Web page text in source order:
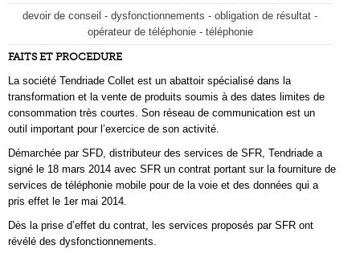
devoir de conseil - dysfonctionnements - obligation de résultat -
opérateur de téléphonie - téléphonie
FAITS ET PROCEDURE
La société Tendriade Collet est un abattoir spécialisé dans la
transformation et la vente de produits soumis à des dates limites de
consommation très courtes. Son réseau de communication est un
outil important pour l’exercice de son activité.
Démarchée par SFD, distributeur des services de SFR, Tendriade a
signé le 18 mars 2014 avec SFR un contrat portant sur la fourniture de
services de téléphonie mobile pour de la voie et des données qui a
pris effet le 1er mai 2014.
Dès la prise d’effet du contrat, les services proposés par SFR ont
révélé des dysfonctionnements.